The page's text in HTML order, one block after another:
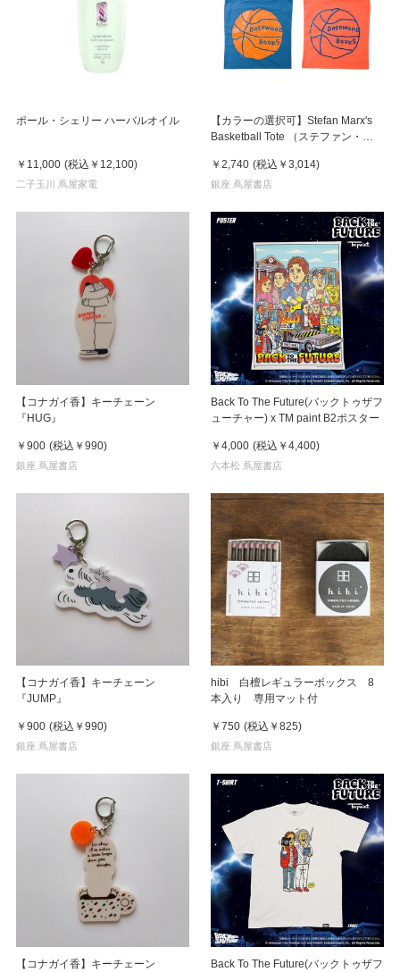
ポール・シェリー ハーバルオイル
￥11,000 (税込 ￥12,100)
二子玉川 蔦屋家電
【カラーの選択可】Stefan Marx's
Basketball Tote （ステファン・マ
￥2,740 (税込 ￥3,014)
銀座 蔦屋書店
【コナガイ香】キーチェーン
『HUG』
￥900 (税込 ￥990)
銀座 蔦屋書店
Back To The Future(バックトゥザフ
ューチャー) x TM paint B2ポスター
￥4,000 (税込 ￥4,400)
六本松 蔦屋書店
【コナガイ香】キーチェーン
『JUMP』
￥900 (税込 ￥990)
銀座 蔦屋書店
hibi 白檀レギュラーボックス 8
本入り 専用マット付
￥750 (税込 ￥825)
銀座 蔦屋書店
【コナガイ香】キーチェーン
Back To The Future(バックトゥザフ